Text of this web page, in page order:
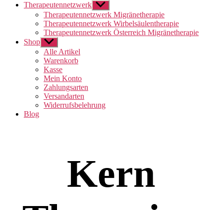
Therapeutennetzwerk Untermenü
anzeigen
Therapeutennetzwerk Migränetherapie
Therapeutennetzwerk Wirbelsäulentherapie
Therapeutennetzwerk Österreich Migränetherapie
Shop Untermenü
anzeigen
Alle Artikel
Warenkorb
Kasse
Mein Konto
Zahlungsarten
Versandarten
Widerrufsbelehrung
Blog
Kern